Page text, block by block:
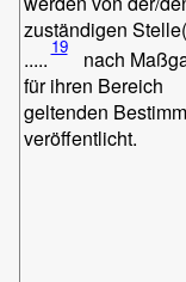
zuständigen
..... 19
nach
für ihren Bereich
geltenden
veröffentlicht.